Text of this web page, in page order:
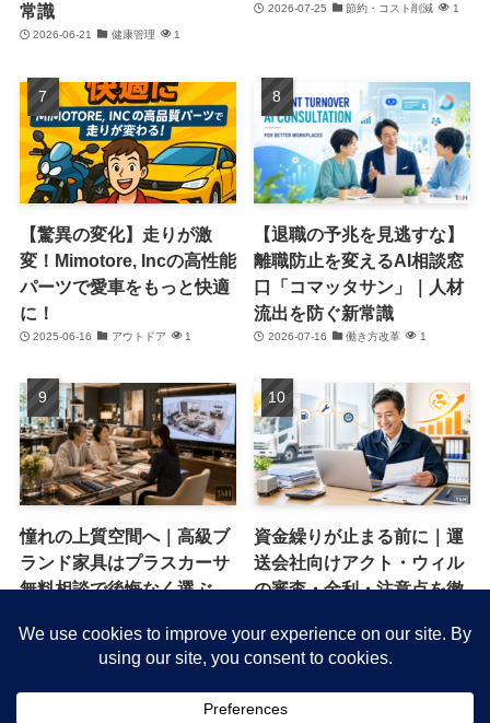
常識
2026-06-21 健康管理 1
2026-07-25 節約・コスト削減 1
【驚異の変化】走りが激
変！Mimotore, Incの高性能
パーツで愛車をもっと快適
に！
2025-06-16 アウトドア 1
【退職の予兆を見逃すな】
離職防止を変えるAI相談窓
口「コマッタサン」｜人材
流出を防ぐ新常識
2026-07-16 働き方改革 1
憧れの上質空間へ｜高級ブ
ランド家具はプラスカーサ
無料相談で後悔なく選ぶ
1
資金繰りが止まる前に｜運
送会社向けアクト・ウィル
の審査・金利・注意点を徹
2026-06-09 節約・コスト削減 1